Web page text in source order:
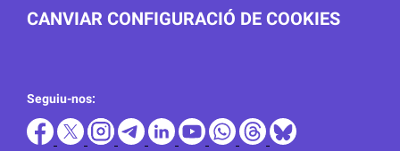
CANVIAR CONFIGURACIÓ DE COOKIES
Seguiu-nos: